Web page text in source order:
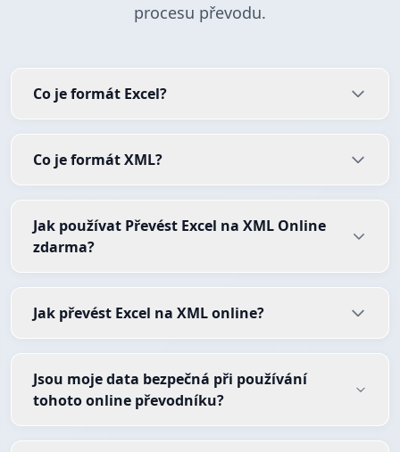
procesu převodu.
Co je formát Excel?
Co je formát XML?
Jak používat Převést Excel na XML Online
zdarma?
Jak převést Excel na XML online?
Jsou moje data bezpečná při používání
tohoto online převodníku?